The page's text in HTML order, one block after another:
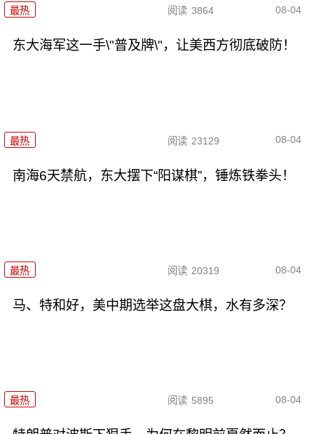
最热 阅读 3864 08-04
东大海军这一手\"普及牌\"，让美西方彻底破防！
最热 阅读 23129 08-04
南海6天禁航，东大摆下“阳谋棋”，锤炼铁拳头！
最热 阅读 20319 08-04
马、特和好，美中期选举这盘大棋，水有多深？
最热 阅读 5895 08-04